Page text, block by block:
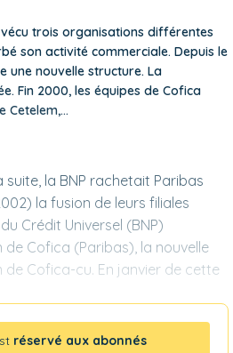
trois organisations différentes
son activité commerciale. Depuis le
une nouvelle structure. La
Fin 2000, les équipes de Cofica
suite, la BNP rachetait Paribas
la fusion de leurs filiales
Crédit Universel (BNP)
Cofica (Paribas), la nouvelle
Cofica-cu. En janvier de cette
réservé aux abonnés